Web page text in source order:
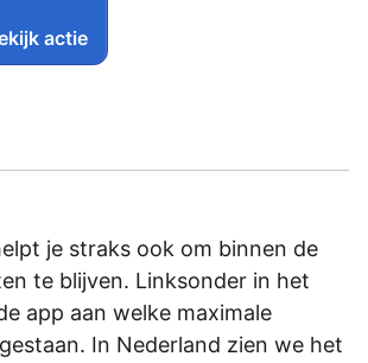
actie
je straks ook om binnen de
te blijven. Linksonder in het
app aan welke maximale
In Nederland zien we het